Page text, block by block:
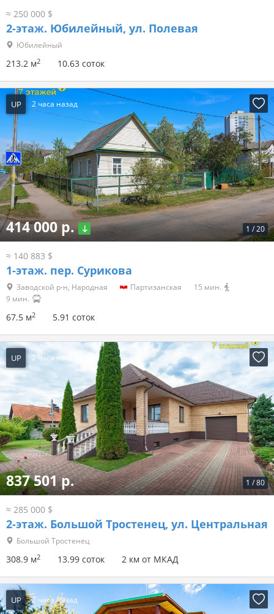
≈ 250 000 $
2-этаж. Юбилейный, ул. Полевая
Юбилейный
213.2 м2 10.63 соток
UP 2 часа назад
1 /20
414 000 р.
≈ 140 883 $
1-этаж. пер. Сурикова
Заводской р-н, Народная Партизанская
15 мин.
9 мин.
67.5 м2 5.91 соток
UP 2 часа назад
1 /80
837 501 р.
≈ 285 000 $
2-этаж. Большой Тростенец, ул. Центральная
Большой Тростенец
308.9 м2 13.99 соток 2 км от МКАД
UP 2 часа назад